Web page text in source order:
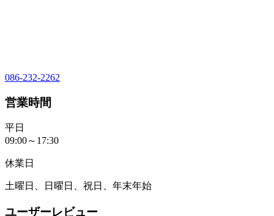
086-232-2262
営業時間
平日
09:00～17:30
休業日
土曜日、日曜日、祝日、年末年始
ユーザーレビュー